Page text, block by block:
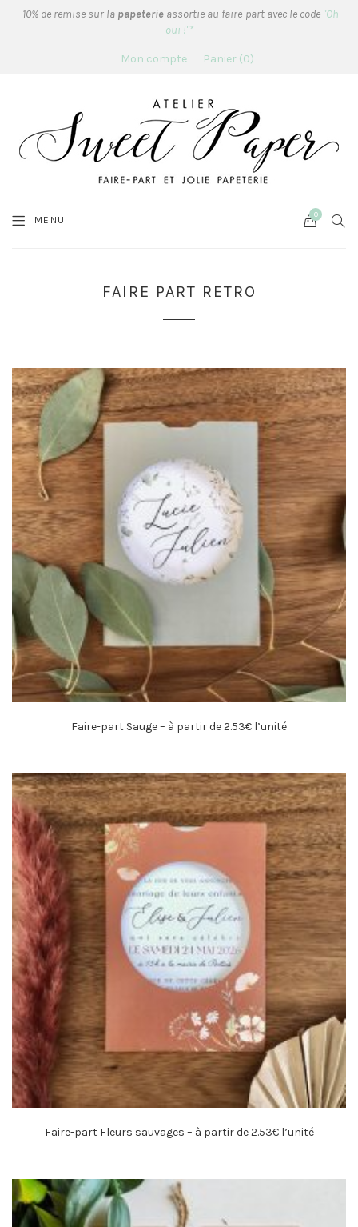
-10% de remise sur la papeterie assortie au faire-part avec le code "Oh
oui !"*
Mon compte Panier 0
MENU Cart
0
FAIRE PART RETRO
Faire-part Sauge – à partir de 2.53€ l’unité
Faire-part Fleurs sauvages – à partir de 2.53€ l’unité